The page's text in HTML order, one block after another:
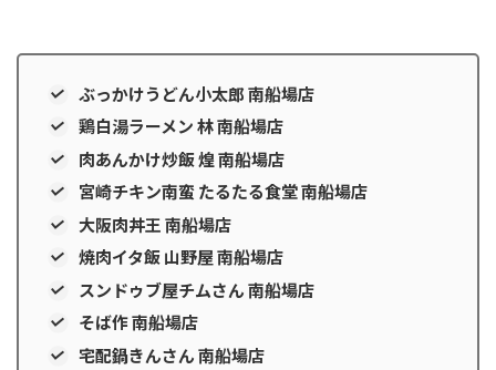
ぶっかけうどん小太郎 南船場店
鶏白湯ラーメン 林 南船場店
肉あんかけ炒飯 煌 南船場店
宮崎チキン南蛮 たるたる食堂 南船場店
大阪肉丼王 南船場店
焼肉イタ飯 山野屋 南船場店
スンドゥブ屋チムさん 南船場店
そば作 南船場店
宅配鍋きんさん 南船場店